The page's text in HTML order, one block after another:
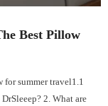
Best Pillow
summer travel1.1
2. What are